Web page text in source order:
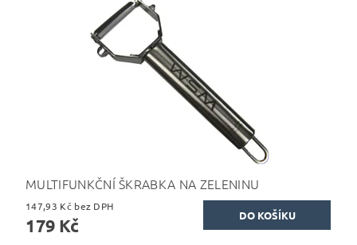
MULTIFUNKČNÍ ŠKRABKA NA ZELENINU
147,93 Kč bez DPH
179 Kč